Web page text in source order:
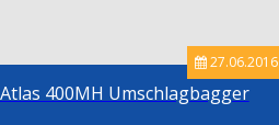
27.06.2016
Atlas 400MH Umschlagbagger